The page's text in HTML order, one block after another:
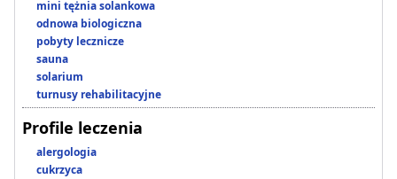
mini tężnia solankowa
odnowa biologiczna
pobyty lecznicze
sauna
solarium
turnusy rehabilitacyjne
Profile leczenia
alergologia
cukrzyca